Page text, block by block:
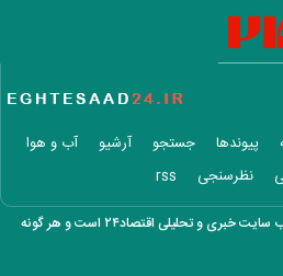
هم شکسته شد
از مسئولیت مذاکرات کناره‌گیری کنید
استان ارسال شد
تأمین اجتماعی؛ معوقات فروردین و
سرمایه امروز با قدرت شروع کرد
مسئولیت اجتماعی به شرکت‌های بورسی
پیوندها جستجو آرشیو
آب و هوا
نظرسنجی rss
کلیه حقوق این وب سایت متعلق به وب سایت خبری و تحلیلی اقتصاد۲۴ است و هر گونه